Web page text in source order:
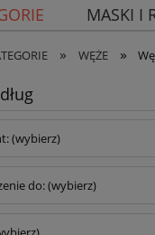
MASKI I
PODWODNY
» WĘŻE »
(wybierz)
do: (wybierz)